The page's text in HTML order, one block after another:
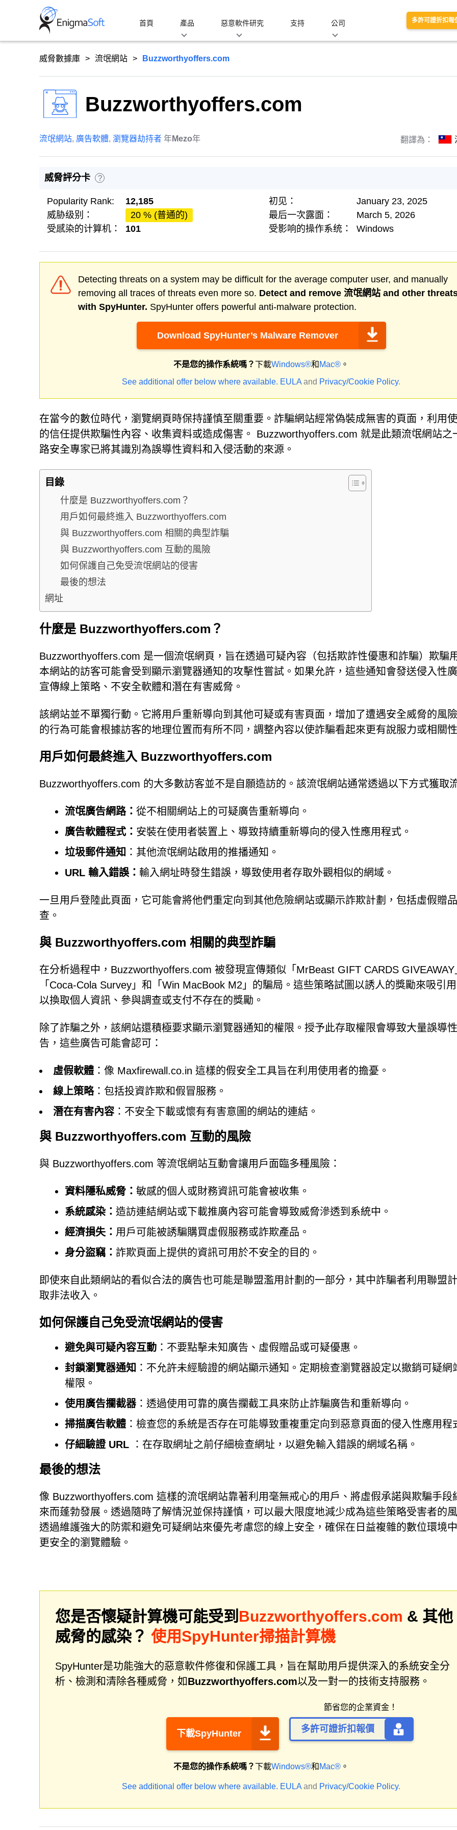
首頁 產品 惡意軟件研究 支持 公司 多許可證折扣報
威脅數據庫 流氓網站 Buzzworthyoffers.com
Buzzworthyoffers.com
流氓網站, 廣告軟體, 瀏覽器劫持者 年Mezo年 翻譯為：
威脅評分卡 ?
Popularity Rank:
12,185
威胁级别：
20 % (普通的)
受感染的计算机：
101
初见：
January 23, 2025
最后一次露面：
March 5, 2026
受影响的操作系统：
Windows
Detecting threats on a system may be difficult for the average computer user, and manually
removing all traces of threats even more so. Detect and remove 流氓網站 and other
with SpyHunter. SpyHunter offers powerful anti-malware protection.
Download SpyHunter’s Malware Remover
不是您的操作系統嗎？下載Windows®和 Mac® 。
See additional offer below where available. EULA and Privacy/Cookie Policy.
在當今的數位時代，瀏覽網頁時保持謹慎至關重要。詐騙網站經常偽裝成無害的頁面，利用
的信任提供欺騙性內容、收集資料或造成傷害。 Buzzworthyoffers.com 就是此類流氓網站之
路安全專家已將其識別為誤導性資料和入侵活動的來源。
目錄
什麼是 Buzzworthyoffers.com？
用戶如何最終進入 Buzzworthyoffers.com
與 Buzzworthyoffers.com 相關的典型詐騙
與 Buzzworthyoffers.com 互動的風險
如何保護自己免受流氓網站的侵害
最後的想法
網址
什麼是 Buzzworthyoffers.com？
Buzzworthyoffers.com 是一個流氓網頁，旨在透過可疑內容（包括欺詐性優惠和詐騙）欺騙
本網站的訪客可能會受到顯示瀏覽器通知的攻擊性嘗試。如果允許，這些通知會發送侵入性廣
宣傳線上策略、不安全軟體和潛在有害威脅。
該網站並不單獨行動。它將用戶重新導向到其他可疑或有害頁面，增加了遭遇安全威脅的風
的行為可能會根據訪客的地理位置而有所不同，調整內容以使詐騙看起來更有說服力或相關性
用戶如何最終進入 Buzzworthyoffers.com
Buzzworthyoffers.com 的大多數訪客並不是自願造訪的。該流氓網站通常透過以下方式獲取
流氓廣告網路： 從不相關網站上的可疑廣告重新導向。
廣告軟體程式： 安裝在使用者裝置上、導致持續重新導向的侵入性應用程式。
垃圾郵件通知 ：其他流氓網站啟用的推播通知。
URL 輸入錯誤： 輸入網址時發生錯誤，導致使用者存取外觀相似的網域。
一旦用戶登陸此頁面，它可能會將他們重定向到其他危險網站或顯示詐欺計劃，包括虛假贈
查。
與 Buzzworthyoffers.com 相關的典型詐騙
在分析過程中，Buzzworthyoffers.com 被發現宣傳類似「MrBeast GIFT CARDS GIVEAWAY
「Coca-Cola Survey」和「Win MacBook M2」的騙局。這些策略試圖以誘人的獎勵來吸引用
以換取個人資訊、參與調查或支付不存在的獎勵。
除了詐騙之外，該網站還積極要求顯示瀏覽器通知的權限。授予此存取權限會導致大量誤導
告，這些廣告可能會認可：
虛假軟體 ：像 Maxfirewall.co.in 這樣的假安全工具旨在利用使用者的擔憂。
線上策略：包括投資詐欺和假冒服務。
潛在有害內容：不安全下載或懷有有害意圖的網站的連結。
與 Buzzworthyoffers.com 互動的風險
與 Buzzworthyoffers.com 等流氓網站互動會讓用戶面臨多種風險：
資料隱私威脅： 敏感的個人或財務資訊可能會被收集。
系統感染： 造訪連結網站或下載推廣內容可能會導致威脅滲透到系統中。
經濟損失： 用戶可能被誘騙購買虛假服務或詐欺產品。
身分盜竊： 詐欺頁面上提供的資訊可用於不安全的目的。
即使來自此類網站的看似合法的廣告也可能是聯盟濫用計劃的一部分，其中詐騙者利用聯盟
取非法收入。
如何保護自己免受流氓網站的侵害
避免與可疑內容互動 ：不要點擊未知廣告、虛假贈品或可疑優惠。
封鎖瀏覽器通知 ：不允許未經驗證的網站顯示通知。定期檢查瀏覽器設定以撤銷可疑網
權限。
使用廣告攔截器 ：透過使用可靠的廣告攔截工具來防止詐騙廣告和重新導向。
掃描廣告軟體 ：檢查您的系統是否存在可能導致重複重定向到惡意頁面的侵入性應用程
仔細驗證 URL ：在存取網址之前仔細檢查網址，以避免輸入錯誤的網域名稱。
最後的想法
像 Buzzworthyoffers.com 這樣的流氓網站靠著利用毫無戒心的用戶、將虛假承諾與欺騙手段
來而蓬勃發展。透過隨時了解情況並保持謹慎，可以最大限度地減少成為這些策略受害者的風
透過維護強大的防禦和避免可疑網站來優先考慮您的線上安全，確保在日益複雜的數位環境
更安全的瀏覽體驗。
您是否懷疑計算機可能受到 Buzzworthyoffers.com & 其他
威脅的感染？ 使用SpyHunter掃描計算機
SpyHunter是功能強大的惡意軟件修復和保護工具，旨在幫助用戶提供深入的系統安全分
析、檢測和清除各種威脅，如Buzzworthyoffers.com以及一對一的技術支持服務。
下載SpyHunter
節省您的企業資金！
多許可證折扣報價
不是您的操作系統嗎？下載Windows®和 Mac® 。
See additional offer below where available. EULA and Privacy/Cookie Policy.